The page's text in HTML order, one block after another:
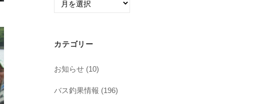
ブ
カテゴリー
お知らせ (10)
バス釣果情報 (196)